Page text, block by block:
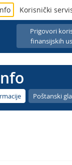
Prigovori
finansijskih
Korisnički
Poštanski